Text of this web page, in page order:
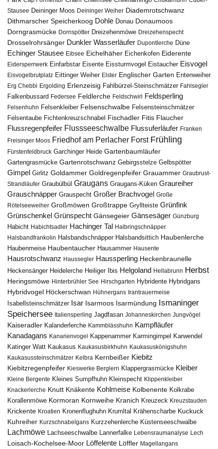
Stausee Deininger Moos Deininger Weiher Diademrotschwanz
Dithmarscher Speicherkoog Dohle Donau Donaumoos
Dorngrasmücke Dornspötter Dreizehenmöwe Dreizehenspecht
Drosselrohrsänger Dunkler Wasserläufer Dupontlerche Düne
Echinger Stausee Eibsee Eichelhäher Eichenkofen Eiderente
Eidersperrwerk Einfarbstar Eisente Eissturmvogel Eistaucher Eisvogel
Eisvogelbrutplatz Eittinger Weiher Elster Englischer Garten Entenweiher
Erg Chebbi Ergolding Erlenzeisig Fahlbürzel-Steinschmätzer Fahlsegler
Falkenbussard Federsee Feldlerche Feldschwirl Feldsperling
Felsenhuhn Felsenkleiber Felsenschwalbe Felsensteinschmätzer
Felsentaube Fichtenkreuzschnabel Fischadler Fitis Flaucher
Flussregenpfeifer Flussseeschwalbe Flussuferläufer Franken
Freisinger Moos Friedhof am Perlacher Forst Frühling
Fürstenfeldbruck Garchinger Heide Gartenbaumläufer
Gartengrasmücke Gartenrotschwanz Gebirgsstelze Gelbspötter
Gimpel Girlitz Goldammer Goldregenpfeifer Grauammer Graubrust-
Strandläufer Graubülbül Graugans Graugans-Küken Graureiher
Grauschnäpper Grauspecht Großer Brachvogel Große
Rötelseeweiher Großmöwen Großtrappe Gryllteiste Grünfink
Grünschenkel Grünspecht Gänsegeier Gänsesäger Günzburg
Habicht Habichtsadler Hachinger Tal Halbringschnäpper
Halsbandfrankolin Halsbandschnäpper Halsbandsittich Haubenlerche
Haubenmeise Haubentaucher Hausammer Hausente
Hausrotschwanz Haussegler Haussperling Heckenbraunelle
Heckensänger Heidelerche Heiliger Ibis Helgoland Hellabrunn Herbst
Heringsmöwe Hinterbrühler See Hirschgarten Hybridente Hybridgans
Hybridvogel Höckerschwan Hühnergans Irantrauermeise
Isabellsteinschmätzer Isar Isarmoos Isarmündung Ismaninger
Speichersee Italiensperling Jagdfasan Johanneskirchen Jungvögel
Kaiseradler Kalanderlerche Kammblässhuhn Kampfläufer
Kanadagans Kanarienvogel Kappenammer Karmingimpel Karwendel
Katinger Watt Kaukasus Kaukasusbirkhuhn Kaukasuskönigshuhn
Kaukasussteinschmätzer Kelbra Kernbeißer Kiebitz
Kiebitzregenpfeifer Kieswerke Berglern Klappergrasmücke Kleiber
Kleine Bergente Kleines Sumpfhuhn Kleinspecht Klippenkleiber
Knackerlerche Knutt Knäkente Kohlmeise Kolbenente Kolkrabe
Korallenmöwe Kormoran Kornweihe Kranich Kreuzeck Kreuzstauden
Krickente Kroatien Kronenflughuhn Krumltal Krähenscharbe Kuckuck
Kuhreiher Kurzschnabelgans Kurzzehenlerche Küstenseeschwalbe
Lachmöwe Lachseeschwalbe Lannerfalke Lebensraumanalyse Lech
Loisach-Kochelsee-Moor Löffelente Löffler Magellangans